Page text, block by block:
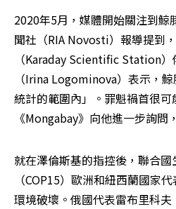
2020年5月，媒體開始關注到鯨
聞社（RIA Novosti）報導提到
（Karaday Scientific Station
（Irina Logominova）表示，
統計的範圍內」。罪魁禍首很可
《Mongabay》向他進一步詢問
就在澤倫斯基的指控後，聯合
（COP15）歐洲和紐西蘭國家
環境破壞。俄國代表雷布里科